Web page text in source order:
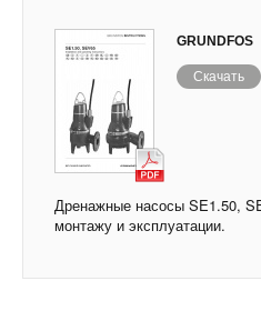
GRUNDFOS
Скачать
Дренажные насосы SE1.50,
монтажу и эксплуатации.